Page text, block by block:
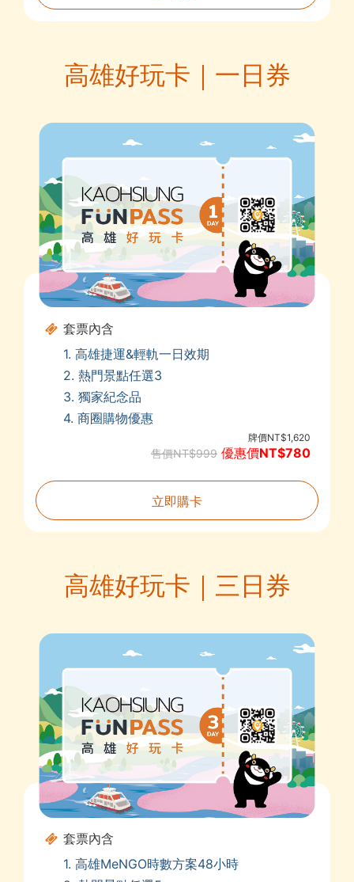
高雄好玩卡｜一日券
套票內含
1. 高雄捷運&輕軌一日效期
2. 熱門景點任選3
3. 獨家紀念品
4. 商圈購物優惠
牌價NT$1,620
售價NT$999 優惠價NT$780
立即購卡
高雄好玩卡｜三日券
套票內含
1. 高雄MeNGO時數方案48小時